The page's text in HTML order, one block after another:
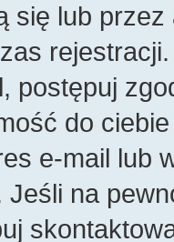
się lub
postępuj
do
e-mail lub
Jeśli na